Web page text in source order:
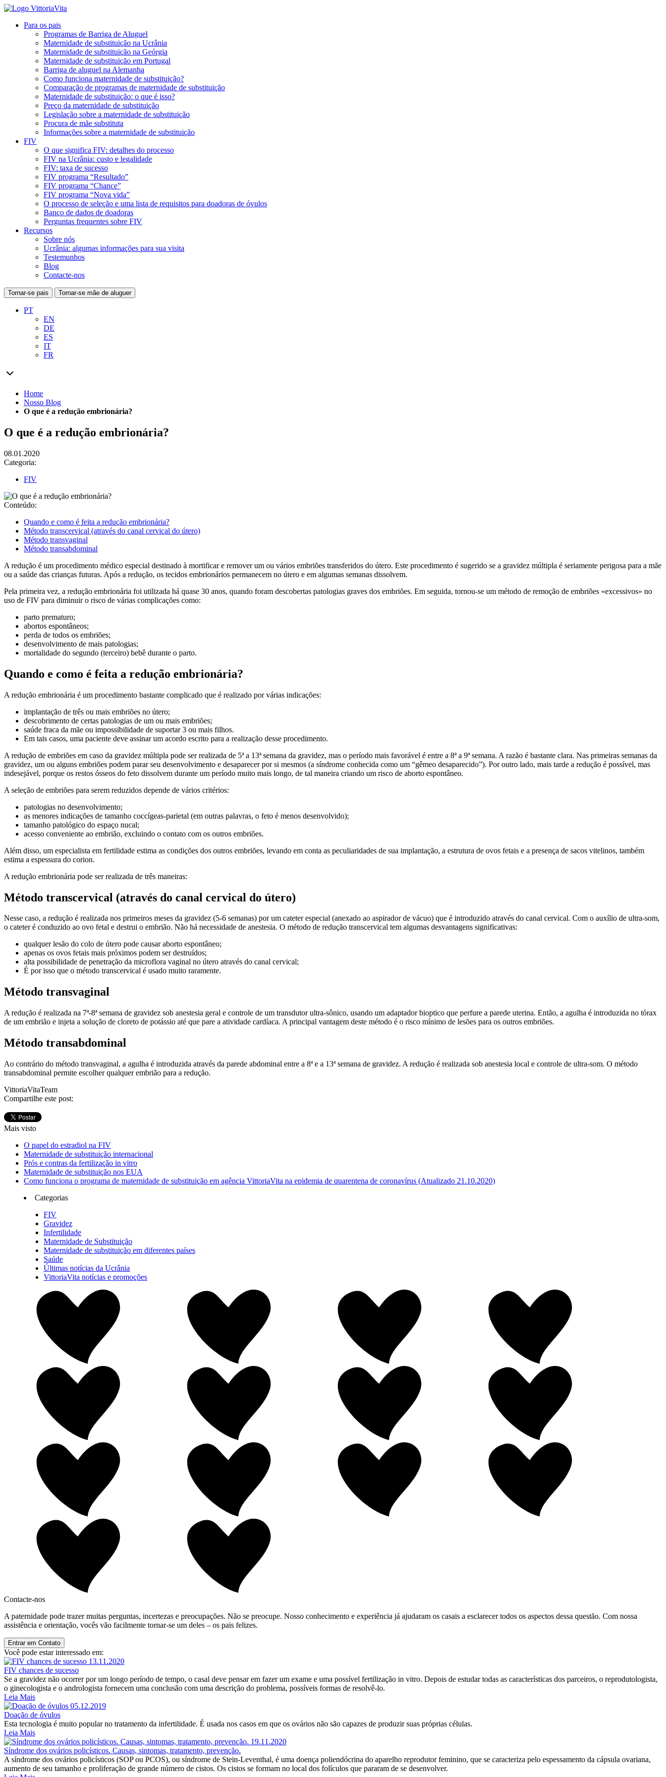
Para os pais
Programas de Barriga de Aluguel
Maternidade de substituição na Ucrânia
Maternidade de substituição na Geórgia
Maternidade de substituição em Portugal
Barriga de aluguel na Alemanha
Como funciona maternidade de substituição?
Comparação de programas de maternidade de substituição
Maternidade de substituição: o que é isso?
Preço da maternidade de substituição
Legislação sobre a maternidade de substituição
Procura de mãe substituta
Informações sobre a maternidade de substituição
FIV
O que significa FIV: detalhes do processo
FIV na Ucrânia: custo e legalidade
FIV: taxa de sucesso
FIV programa “Resultado”
FIV programa “Chance”
FIV programa “Nova vida”
O processo de seleção e uma lista de requisitos para doadoras de óvulos
Banco de dados de doadoras
Perguntas frequentes sobre FIV
Recursos
Sobre nós
Ucrânia: algumas informações para sua visita
Testemunhos
Blog
Contacte-nos
Tornar-se pais Tornar-se mãe de aluguer
PT
EN
DE
ES
IT
FR
Home
Nosso Blog
O que é a redução embrionária?
O que é a redução embrionária?
08.01.2020
Categoria:
FIV
Conteúdo:
Quando e como é feita a redução embrionária?
Método transcervical (através do canal cervical do útero)
Método transvaginal
Método transabdominal
A redução é um procedimento médico especial destinado à mortificar e remover um ou vários embriões transferidos do útero. Este procedimento é sugerido se a gravidez múltipla é seriamente perigosa para a mãe
ou a saúde das crianças futuras. Após a redução, os tecidos embrionários permanecem no útero e em algumas semanas dissolvem.
Pela primeira vez, a redução embrionária foi utilizada há quase 30 anos, quando foram descobertas patologias graves dos embriões. Em seguida, tornou-se um método de remoção de embriões «excessivos» no
uso de FIV para diminuir o risco de várias complicações como:
parto prematuro;
abortos espontâneos;
perda de todos os embriões;
desenvolvimento de mais patologias;
mortalidade do segundo (terceiro) bebê durante o parto.
Quando e como é feita a redução embrionária?
A redução embrionária é um procedimento bastante complicado que é realizado por várias indicações:
implantação de três ou mais embriões no útero;
descobrimento de certas patologias de um ou mais embriões;
saúde fraca da mãe ou impossibilidade de suportar 3 ou mais filhos.
Em tais casos, uma paciente deve assinar um acordo escrito para a realização desse procedimento.
A redução de embriões em caso da gravidez múltipla pode ser realizada de 5ª a 13ª semana da gravidez, mas o período mais favorável é entre a 8ª a 9ª semana. A razão é bastante clara. Nas primeiras semanas da
gravidez, um ou alguns embriões podem parar seu desenvolvimento e desaparecer por si mesmos (a síndrome conhecida como um “gêmeo desaparecido”). Por outro lado, mais tarde a redução é possível, mas
indesejável, porque os restos ósseos do feto dissolvem durante um período muito mais longo, de tal maneira criando um risco de aborto espontâneo.
A seleção de embriões para serem reduzidos depende de vários critérios:
patologias no desenvolvimento;
as menores indicações de tamanho coccígeas-parietal (em outras palavras, o feto é menos desenvolvido);
tamanho patológico do espaço nucal;
acesso conveniente ao embrião, excluindo o contato com os outros embriões.
Além disso, um especialista em fertilidade estima as condições dos outros embriões, levando em conta as peculiaridades de sua implantação, a estrutura de ovos fetais e a presença de sacos vitelinos, também
estima a espessura do corion.
A redução embrionária pode ser realizada de três maneiras:
Método transcervical (através do canal cervical do útero)
Nesse caso, a redução é realizada nos primeiros meses da gravidez (5-6 semanas) por um cateter especial (anexado ao aspirador de vácuo) que é introduzido através do canal cervical. Com o auxílio de ultra-som,
o cateter é conduzido ao ovo fetal e destrui o embrião. Não há necessidade de anestesia. O método de redução transcervical tem algumas desvantagens significativas:
qualquer lesão do colo de útero pode causar aborto espontâneo;
apenas os ovos fetais mais próximos podem ser destruídos;
alta possibilidade de penetração da microflora vaginal no útero através do canal cervical;
É por isso que o método transcervical é usado muito raramente.
Método transvaginal
A redução é realizada na 7ª-8ª semana de gravidez sob anestesia geral e controle de um transdutor ultra-sônico, usando um adaptador bioptico que perfure a parede uterina. Então, a agulha é introduzida no tórax
de um embrião e injeta a solução de cloreto de potássio até que pare a atividade cardíaca. A principal vantagem deste método é o risco mínimo de lesões para os outros embriões.
Método transabdominal
Ao contrário do método transvaginal, a agulha é introduzida através da parede abdominal entre a 8ª e a 13ª semana de gravidez. A redução é realizada sob anestesia local e controle de ultra-som. O método
transabdominal permite escolher qualquer embrião para a redução.
VittoriaVitaTeam
Compartilhe este post:
Mais visto
O papel do estradiol na FIV
Maternidade de substituição internacional
Prós e contras da fertilização in vitro
Maternidade de substituição nos EUA
Como funciona o programa de maternidade de substituição em agência VittoriaVita na epidemia de quarentena de coronavírus (Atualizado 21.10.2020)
Categorias
FIV
Gravidez
Infertilidade
Maternidade de Substituição
Maternidade de substituição em diferentes países
Saúde
Últimas notícias da Ucrânia
VittoriaVita notícias e promoções
Contacte-nos
A paternidade pode trazer muitas perguntas, incertezas e preocupações. Não se preocupe. Nosso conhecimento e experiência já ajudaram os casais a esclarecer todos os aspectos dessa questão. Com nossa
assistência e orientação, vocês vão facilmente tornar-se um deles – os pais felizes.
Entrar em Contato
Você pode estar interessado em:
13.11.2020
FIV chances de sucesso
Se a gravidez não ocorrer por um longo período de tempo, o casal deve pensar em fazer um exame e uma possível fertilização in vitro. Depois de estudar todas as características dos parceiros, o reprodutologista,
o ginecologista e o andrologista fornecem uma conclusão com uma descrição do problema, possíveis formas de resolvê-lo.
Leia Mais
05.12.2019
Doação de óvulos
Esta tecnologia é muito popular no tratamento da infertilidade. É usada nos casos em que os ovários não são capazes de produzir suas próprias células.
Leia Mais
19.11.2020
Síndrome dos ovários policísticos. Causas, sintomas, tratamento, prevenção.
A síndrome dos ovários policísticos (SOP ou PCOS), ou síndrome de Stein-Leventhal, é uma doença poliendócrina do aparelho reprodutor feminino, que se caracteriza pelo espessamento da cápsula ovariana,
aumento de seu tamanho e proliferação de grande número de cistos. Os cistos se formam no local dos folículos que pararam de se desenvolver.